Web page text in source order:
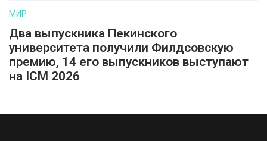
МИР
Два выпускника Пекинского
университета получили Филдсовскую
премию, 14 его выпускников выступают
на ICM 2026